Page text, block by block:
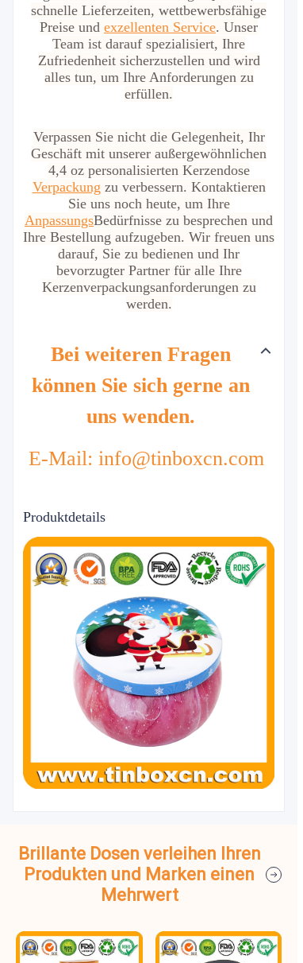
schnelle Lieferzeiten, wettbewerbsfähige
Preise und exzellenten Service. Unser
Team ist darauf spezialisiert, Ihre
Zufriedenheit sicherzustellen und wird
alles tun, um Ihre Anforderungen zu
erfüllen.
Verpassen Sie nicht die Gelegenheit, Ihr
Geschäft mit unserer außergewöhnlichen
4,4 oz personalisierten Kerzendose
Verpackung zu verbessern. Kontaktieren
Sie uns noch heute, um Ihre
AnpassungsBedürfnisse zu besprechen und
Ihre Bestellung aufzugeben. Wir freuen uns
darauf, Sie zu bedienen und Ihr
bevorzugter Partner für alle Ihre
Kerzenverpackungsanforderungen zu
werden.
Bei weiteren Fragen
können Sie sich gerne an
uns wenden.
E-Mail: info@tinboxcn.com
Produktdetails
Brillante Dosen verleihen Ihren
Produkten und Marken einen
Mehrwert